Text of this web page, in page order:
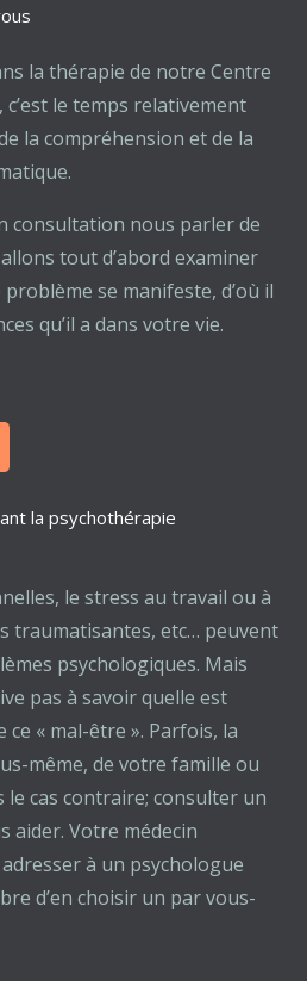
la thérapie de notre Centre
c’est le temps relativement
la compréhension et de la
consultation nous parler de
tout d’abord examiner
se manifeste, d’où il
qu’il a dans votre vie.
la psychothérapie
le stress au travail ou à
traumatisantes, etc… peuvent
psychologiques. Mais
pas à savoir quelle est
« mal-être ». Parfois, la
même, de votre famille ou
le cas contraire; consulter un
aider. Votre médecin
à un psychologue
d’en choisir un par vous-